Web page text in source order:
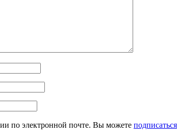
по электронной почте. Вы можете подписаться